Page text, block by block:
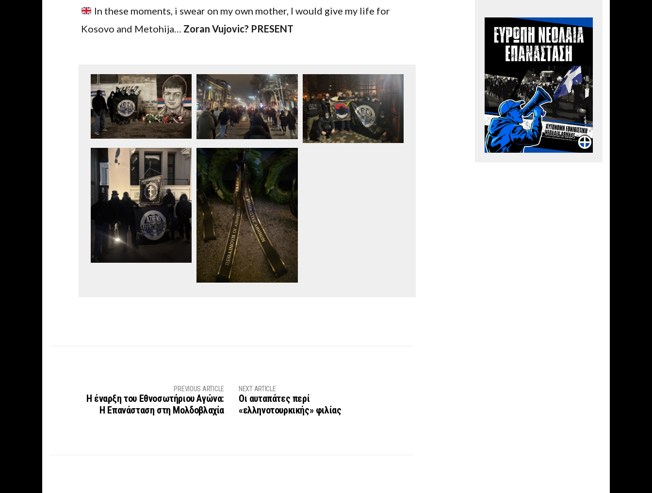
In these moments, i swear on my own mother, I would give my life for
Kosovo and Metohija… Zoran Vujovic? PRESENT
PREVIOUS ARTICLE
Η έναρξη του Εθνοσωτήριου Αγώνα:
Η Επανάσταση στη Μολδοβλαχία
NEXT ARTICLE
Οι αυταπάτες περί
«ελληνοτουρκικής» φιλίας